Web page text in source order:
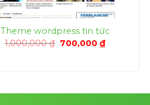
Theme wordpress tin tức
1,000,000₫ Giá
700,000₫Giá